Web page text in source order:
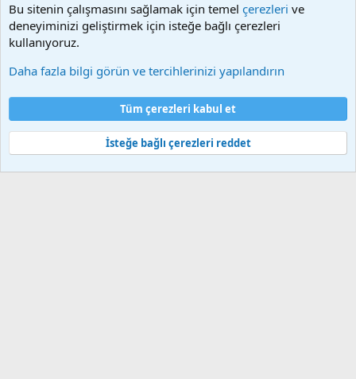
alınmaktadır. Telif hakları sorumluluğu bu sitelere aittir.
Videoların hiç biri sunucularımızda bulunmamaktadır.
Şartlar ve kurallar Gizlilik politikası
Ana sayfa
Community platform by XenForo® © 2010-2025 XenForo Ltd.
Bu forum XenGenTr © 2014 - 2026 ürünleri ile desteklenmektedir
Bu sitenin çalışmasını sağlamak için temel çerezleri ve
deneyiminizi geliştirmek için isteğe bağlı çerezleri
kullanıyoruz.
Daha fazla bilgi görün ve tercihlerinizi yapılandırın
Tüm çerezleri kabul et
İsteğe bağlı çerezleri reddet